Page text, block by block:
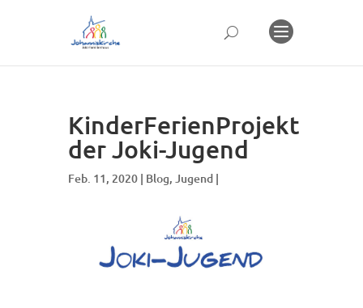
KinderFerienProjekt
der Joki-Jugend
Feb. 11, 2020 | Blog, Jugend |